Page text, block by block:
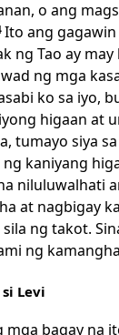
o ang
Ito ang
ng Tao ay
ng mga
ko sa iyo,
higaan at
tumayo siya
kaniyang
niluluwalhati
at nagbigay
ng takot.
ng
Levi
bagay na